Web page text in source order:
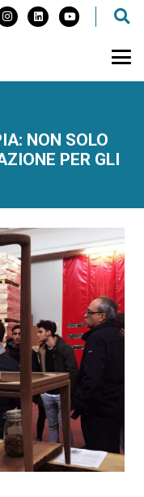
NON SOLO
PER GLI